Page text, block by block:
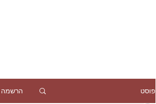
פוסט הרשמה